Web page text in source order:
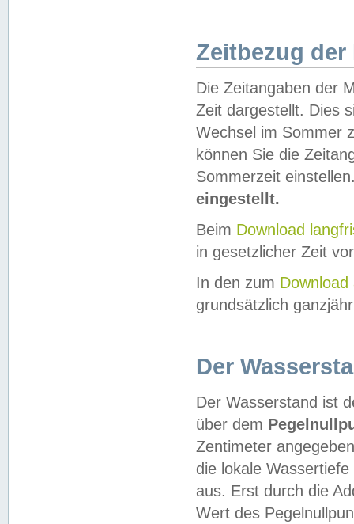
Zeitbezug der
Die Zeitangaben der
Zeit dargestellt. Dies
Wechsel im Sommer
können Sie die
Sommerzeit
eingestellt.
Beim Download
in gesetzlicher Zeit
In den zum Download
grundsätzlich
Der
Der Wasserstand ist
über dem
Zentimeter
die lokale
aus. Erst durch die
Wert des